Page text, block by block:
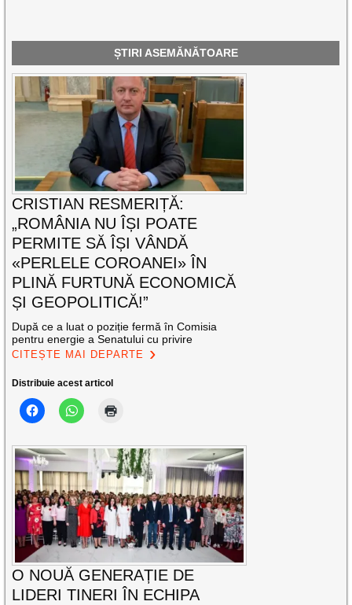
ȘTIRI ASEMĂNĂTOARE
CRISTIAN RESMERIȚĂ:
„ROMÂNIA NU ÎȘI POATE
PERMITE SĂ ÎȘI VÂNDĂ
«PERLELE COROANEI» ÎN
PLINĂ FURTUNĂ ECONOMICĂ
ȘI GEOPOLITICĂ!”
După ce a luat o poziție fermă în Comisia
pentru energie a Senatului cu privire
CITEȘTE MAI DEPARTE
Distribuie acest articol
O NOUĂ GENERAȚIE DE
LIDERI TINERI ÎN ECHIPA